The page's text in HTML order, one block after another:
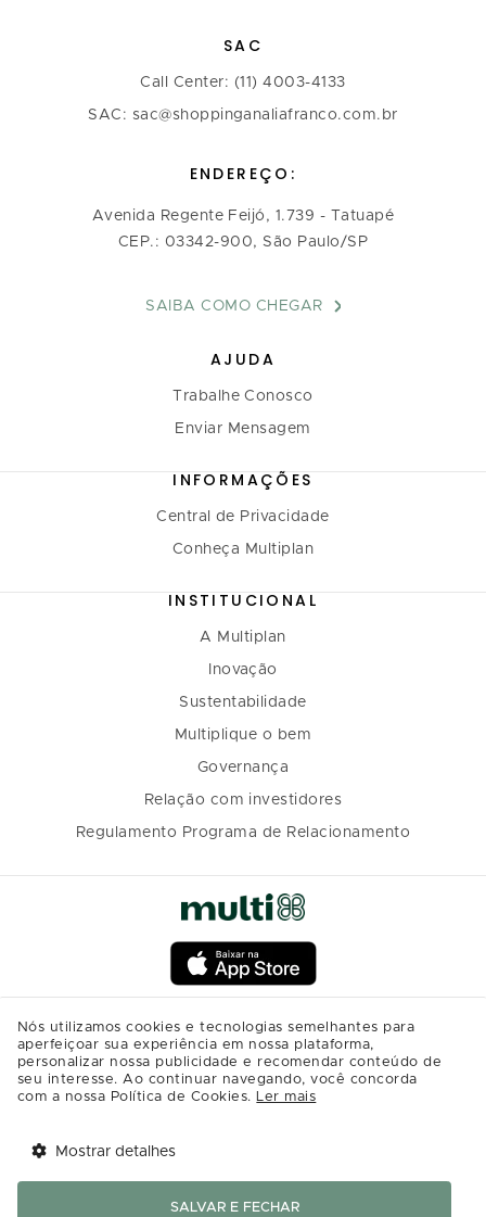
SAC
Call Center: (11) 4003-4133
SAC: sac@shoppinganaliafranco.com.br
ENDEREÇO:
Avenida Regente Feijó, 1.739 - Tatuapé
CEP.: 03342-900, São Paulo/SP
SAIBA COMO CHEGAR
AJUDA
Trabalhe Conosco
Enviar Mensagem
INFORMAÇÕES
Central de Privacidade
Conheça Multiplan
INSTITUCIONAL
A Multiplan
Inovação
Sustentabilidade
Multiplique o bem
Governança
Relação com investidores
Regulamento Programa de Relacionamento
Nós utilizamos cookies e tecnologias semelhantes para
aperfeiçoar sua experiência em nossa plataforma,
personalizar nossa publicidade e recomendar conteúdo de
seu interesse. Ao continuar navegando, você concorda
com a nossa Política de Cookies. Ler mais
Mostrar detalhes
SALVAR E FECHAR Abrir